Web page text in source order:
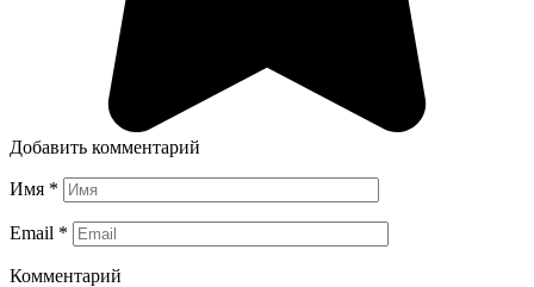
Добавить комментарий
Имя *
Email *
Комментарий